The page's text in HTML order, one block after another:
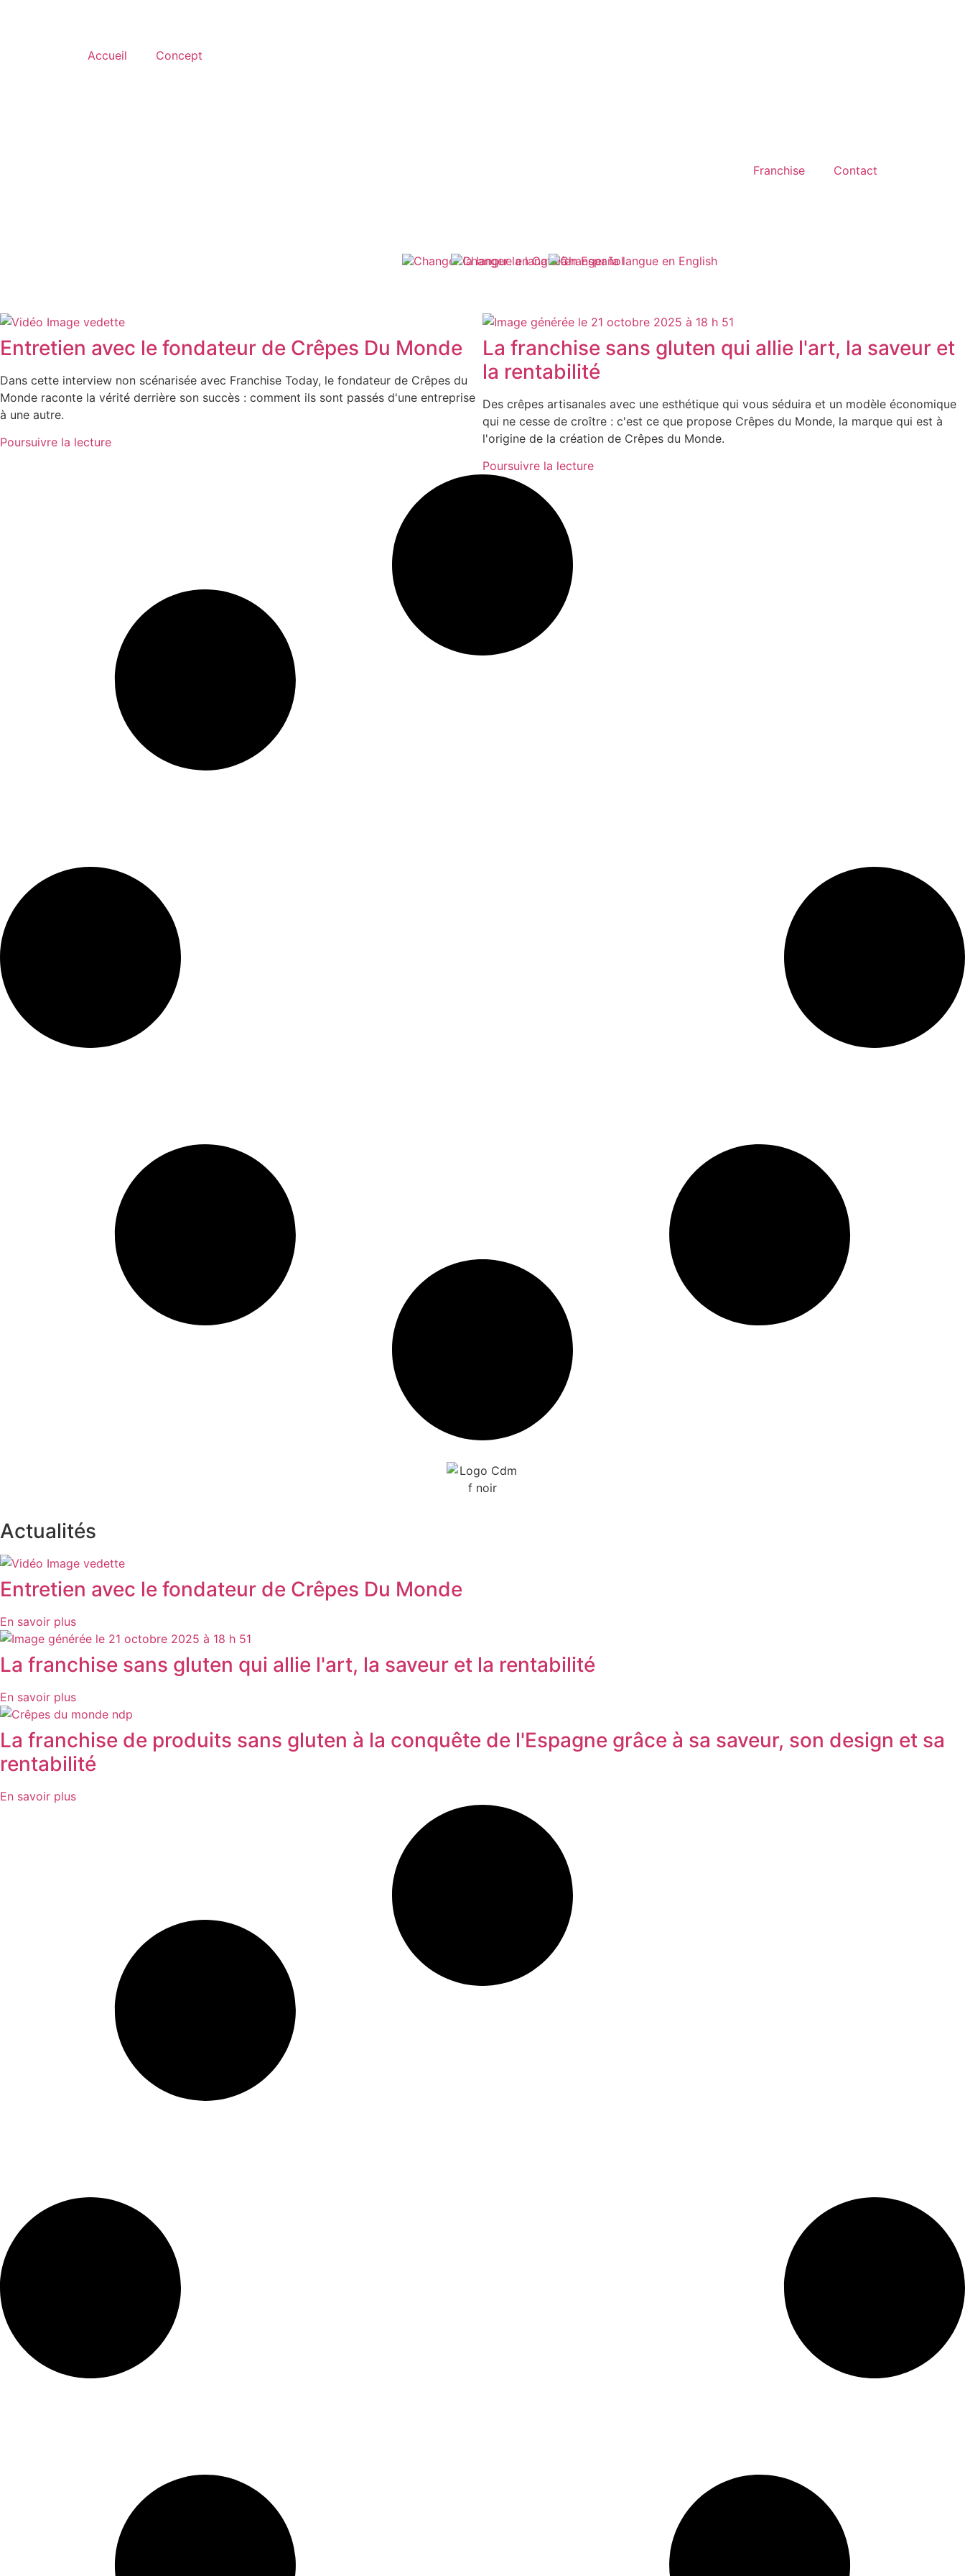
Accueil Concept
Franchise Contact
Entretien avec le fondateur de Crêpes Du Monde
Dans cette interview non scénarisée avec Franchise Today, le fondateur de Crêpes du
Monde raconte la vérité derrière son succès : comment ils sont passés d'une entreprise
à une autre.
Poursuivre la lecture
La franchise sans gluten qui allie l'art, la saveur et
la rentabilité
Des crêpes artisanales avec une esthétique qui vous séduira et un modèle économique
qui ne cesse de croître : c'est ce que propose Crêpes du Monde, la marque qui est à
l'origine de la création de Crêpes du Monde.
Poursuivre la lecture
Actualités
Entretien avec le fondateur de Crêpes Du Monde
En savoir plus
La franchise sans gluten qui allie l'art, la saveur et la rentabilité
En savoir plus
La franchise de produits sans gluten à la conquête de l'Espagne grâce à sa saveur, son design et sa
rentabilité
En savoir plus